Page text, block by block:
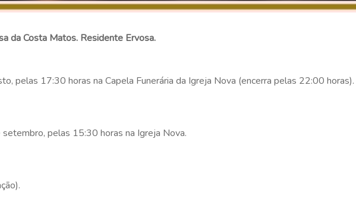
da Costa Matos. Residente Ervosa.
pelas 17:30 horas na Capela Funerária da Igreja Nova (encerra pelas 22:00 horas).
pelas 15:30 horas na Igreja Nova.